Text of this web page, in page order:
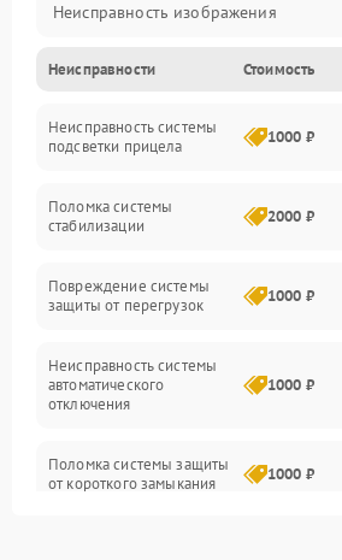
Неисправность изображения
Механические повреждения
Неисправность фокусировки и оптики
Электропитание
Механика
Корпус/Герметичность
Неисправности Стоимость
Неисправность системы
подсветки прицела
1000 ₽
Поломка системы
стабилизации
2000 ₽
Повреждение системы
защиты от перегрузок
1000 ₽
Неисправность системы
автоматического
отключения
1000 ₽
Поломка системы защиты
от короткого замыкания
1000 ₽